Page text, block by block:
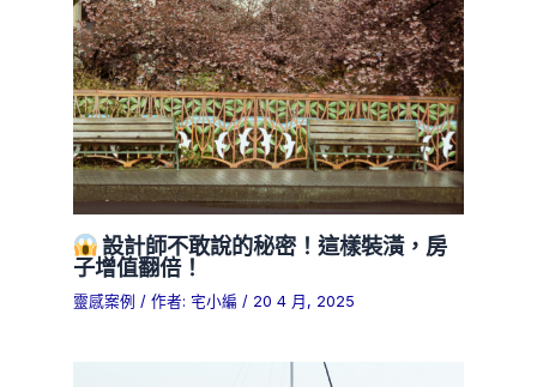
設計師不敢說的秘密！這樣裝潢，房
子增值翻倍！
靈感案例 / 作者: 宅小編 / 20 4 月, 2025